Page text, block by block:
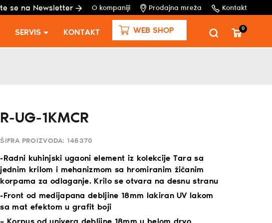
se na Newsletter O kompaniji Prodajna mreža Kontakt
SERVIS KONTAKT WEB SHOP 0
R-UG-1KMCR
ŠIFRA PROIZVODA: 145370
-Radni kuhinjski ugaoni element iz kolekcije Tara sa
jednim krilom i mehanizmom sa hromiranim žičanim
korpama za odlaganje. Krilo se otvara na desnu stranu
-Front od medijapana debljine 18mm lakiran UV lakom
sa mat efektom u grafit boji